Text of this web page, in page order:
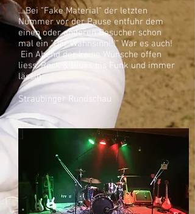
....Bei "Fake Material" der letzten
Nummer vor der Pause entfuhr dem
einen oder anderen Besucher schon
mal ein "Der Wahnsinn!!!" War es auch!
Ein Abend der keine Wünsche offen
liess: Rock & Blues bis Funk und immer
lässig.
Straubinger Rundschau